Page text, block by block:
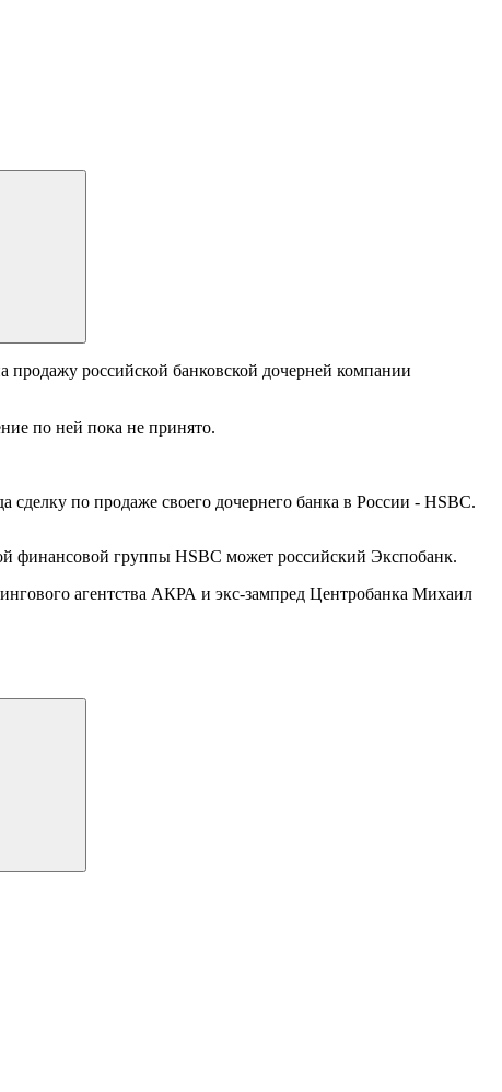
российской банковской дочерней компании
по ней пока не принято.
сделку по продаже своего дочернего банка в России - HSBC.
финансовой группы HSBC может российский Экспобанк.
агентства АКРА и экс-зампред Центробанка Михаил